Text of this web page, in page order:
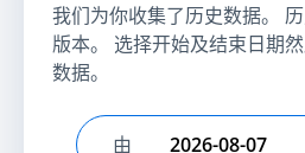
我们为你收集了历史数据。
版本。 选择开始及结束日期
数据。
由